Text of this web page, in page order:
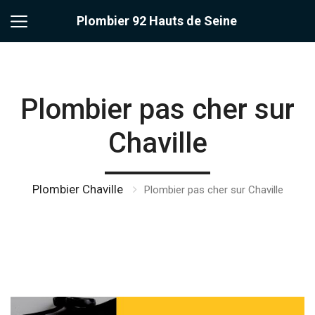
Plombier 92 Hauts de Seine
Plombier pas cher sur
Chaville
Plombier Chaville Plombier pas cher sur Chaville